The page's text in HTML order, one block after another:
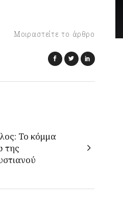
Μοιραστείτε το άρθρο
Το κόμμα
της